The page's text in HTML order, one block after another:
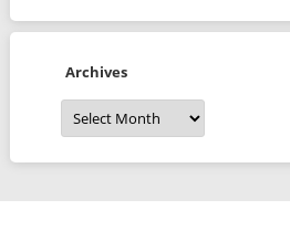
Archives
Archives